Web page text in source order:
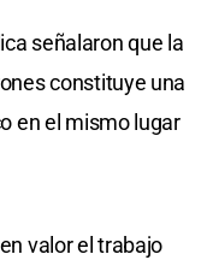
señalaron que la
constituye una
en el mismo lugar
valor el trabajo